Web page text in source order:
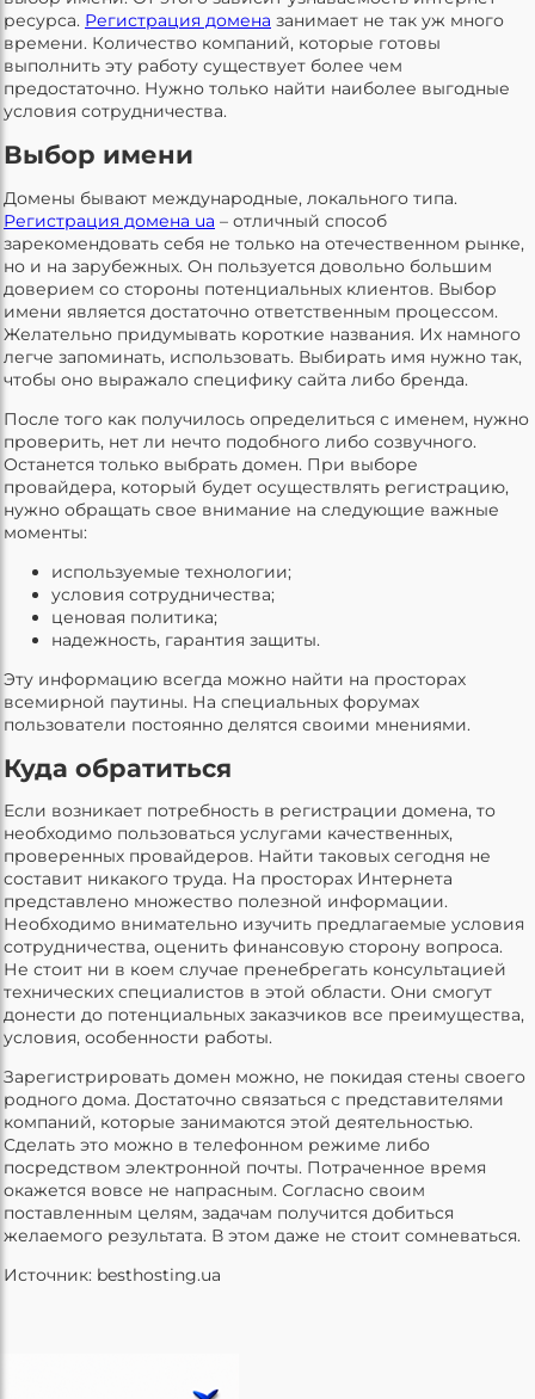
ресурса. Регистрация домена занимает не так уж много
времени. Количество компаний, которые готовы
выполнить эту работу существует более чем
предостаточно. Нужно только найти наиболее выгодные
условия сотрудничества.
Выбор имени
Домены бывают международные, локального типа.
Регистрация домена ua – отличный способ
зарекомендовать себя не только на отечественном рынке,
но и на зарубежных. Он пользуется довольно большим
доверием со стороны потенциальных клиентов. Выбор
имени является достаточно ответственным процессом.
Желательно придумывать короткие названия. Их намного
легче запоминать, использовать. Выбирать имя нужно так,
чтобы оно выражало специфику сайта либо бренда.
После того как получилось определиться с именем, нужно
проверить, нет ли нечто подобного либо созвучного.
Останется только выбрать домен. При выборе
провайдера, который будет осуществлять регистрацию,
нужно обращать свое внимание на следующие важные
моменты:
используемые технологии;
условия сотрудничества;
ценовая политика;
надежность, гарантия защиты.
Эту информацию всегда можно найти на просторах
всемирной паутины. На специальных форумах
пользователи постоянно делятся своими мнениями.
Куда обратиться
Если возникает потребность в регистрации домена, то
необходимо пользоваться услугами качественных,
проверенных провайдеров. Найти таковых сегодня не
составит никакого труда. На просторах Интернета
представлено множество полезной информации.
Необходимо внимательно изучить предлагаемые условия
сотрудничества, оценить финансовую сторону вопроса.
Не стоит ни в коем случае пренебрегать консультацией
технических специалистов в этой области. Они смогут
донести до потенциальных заказчиков все преимущества,
условия, особенности работы.
Зарегистрировать домен можно, не покидая стены своего
родного дома. Достаточно связаться с представителями
компаний, которые занимаются этой деятельностью.
Сделать это можно в телефонном режиме либо
посредством электронной почты. Потраченное время
окажется вовсе не напрасным. Согласно своим
поставленным целям, задачам получится добиться
желаемого результата. В этом даже не стоит сомневаться.
Источник: besthosting.ua